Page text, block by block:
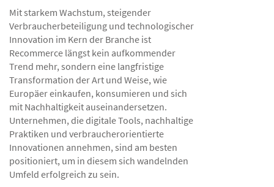
Mit starkem Wachstum, steigender
Verbraucherbeteiligung und technologischer
Innovation im Kern der Branche ist
Recommerce längst kein aufkommender
Trend mehr, sondern eine langfristige
Transformation der Art und Weise, wie
Europäer einkaufen, konsumieren und sich
mit Nachhaltigkeit auseinandersetzen.
Unternehmen, die digitale Tools, nachhaltige
Praktiken und verbraucherorientierte
Innovationen annehmen, sind am besten
positioniert, um in diesem sich wandelnden
Umfeld erfolgreich zu sein.